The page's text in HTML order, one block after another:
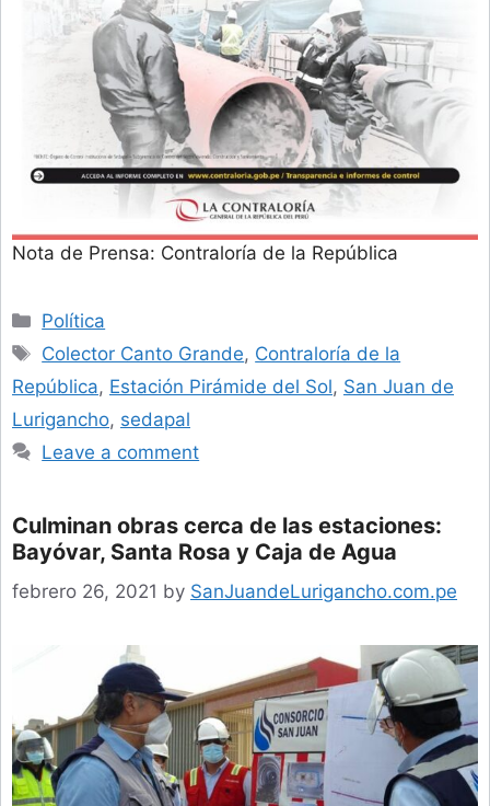
Nota de Prensa: Contraloría de la República
Categories
Política
Tags
Colector Canto Grande, Contraloría de la
República, Estación Pirámide del Sol, San Juan de
Lurigancho, sedapal
Leave a comment
Culminan obras cerca de las estaciones:
Bayóvar, Santa Rosa y Caja de Agua
febrero 26, 2021 by SanJuandeLurigancho.com.pe